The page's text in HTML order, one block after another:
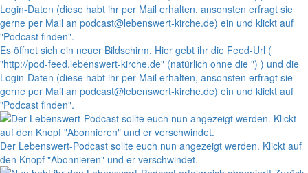
Es öffnet sich ein neuer Bildschirm. Hier gebt ihr die Feed-Url (
"http://pod-feed.lebenswert-kirche.de" (natürlich ohne die ") ) und die
Login-Daten (diese habt ihr per Mail erhalten, ansonsten erfragt sie
gerne per Mail an podcast@lebenswert-kirche.de) ein und klickt auf
"Podcast finden".
Der Lebenswert-Podcast sollte euch nun angezeigt werden. Klickt auf
den Knopf "Abonnieren" und er verschwindet.